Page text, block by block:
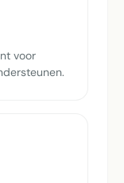
voor